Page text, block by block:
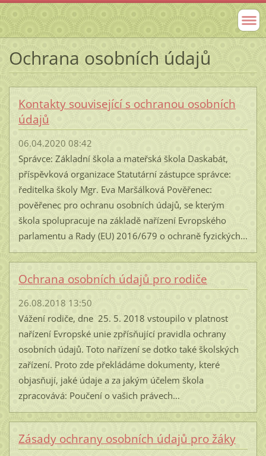
Ochrana osobních údajů
Kontakty související s ochranou osobních
údajů
06.04.2020 08:42
Správce: Základní škola a mateřská škola Daskabát,
příspěvková organizace Statutární zástupce správce:
ředitelka školy Mgr. Eva Maršálková Pověřenec:
pověřenec pro ochranu osobních údajů, se kterým
škola spolupracuje na základě nařízení Evropského
parlamentu a Rady (EU) 2016/679 o ochraně fyzických...
Ochrana osobních údajů pro rodiče
26.08.2018 13:50
Vážení rodiče, dne 25. 5. 2018 vstoupilo v platnost
nařízení Evropské unie zpřísňující pravidla ochrany
osobních údajů. Toto nařízení se dotko také školských
zařízení. Proto zde překládáme dokumenty, které
objasňují, jaké údaje a za jakým účelem škola
zpracovává: Poučení o vašich právech...
Zásady ochrany osobních údajů pro žáky